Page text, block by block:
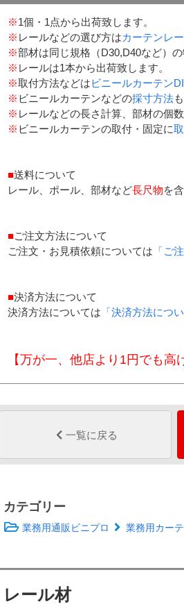
※1個・1点から出荷致します。
※ レールなどの選び方はカーテンレ
※部材は同じ規格（D30,D40など）
※ レールは1本から出荷致します。
※取付方法などはビニールカーテン
※ ビニールカーテンなどの採寸方法
※ レールなどの長さ計算、部材の個
※ ビニールカーテンの取付・固定に
■送料について
レール、ポール、部材など長尺物を
■ご注文方法について
ご注文・お見積依頼については 「ご
■決済方法について
決済方法については 「決済方法につい
【万が一、他店より1円でも高
一覧に戻る
カテゴリー
業務用通販ビニプロ 業務用カー
レール材